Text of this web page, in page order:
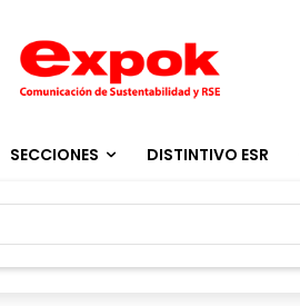
SECCIONES DISTINTIVO ESR